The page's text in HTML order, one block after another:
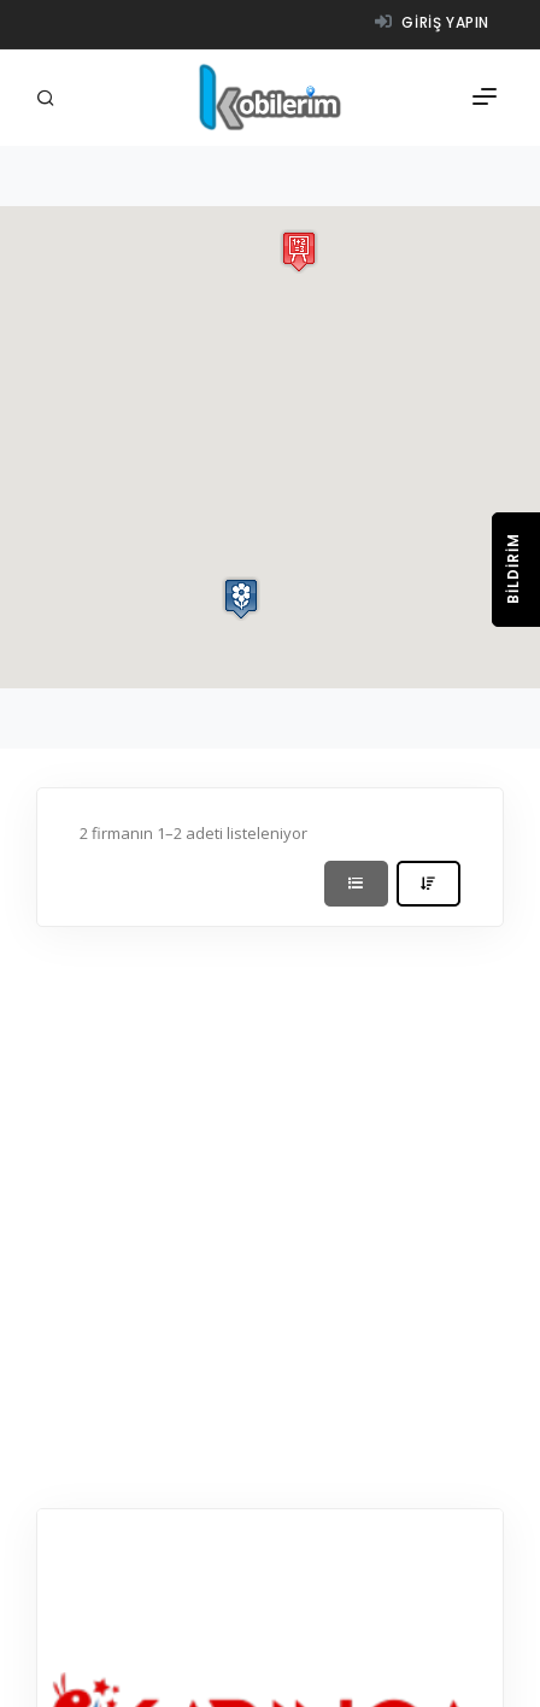
GIRIŞ YAPIN
2 firmanın 1–2 adeti listeleniyor
BILDIRIM